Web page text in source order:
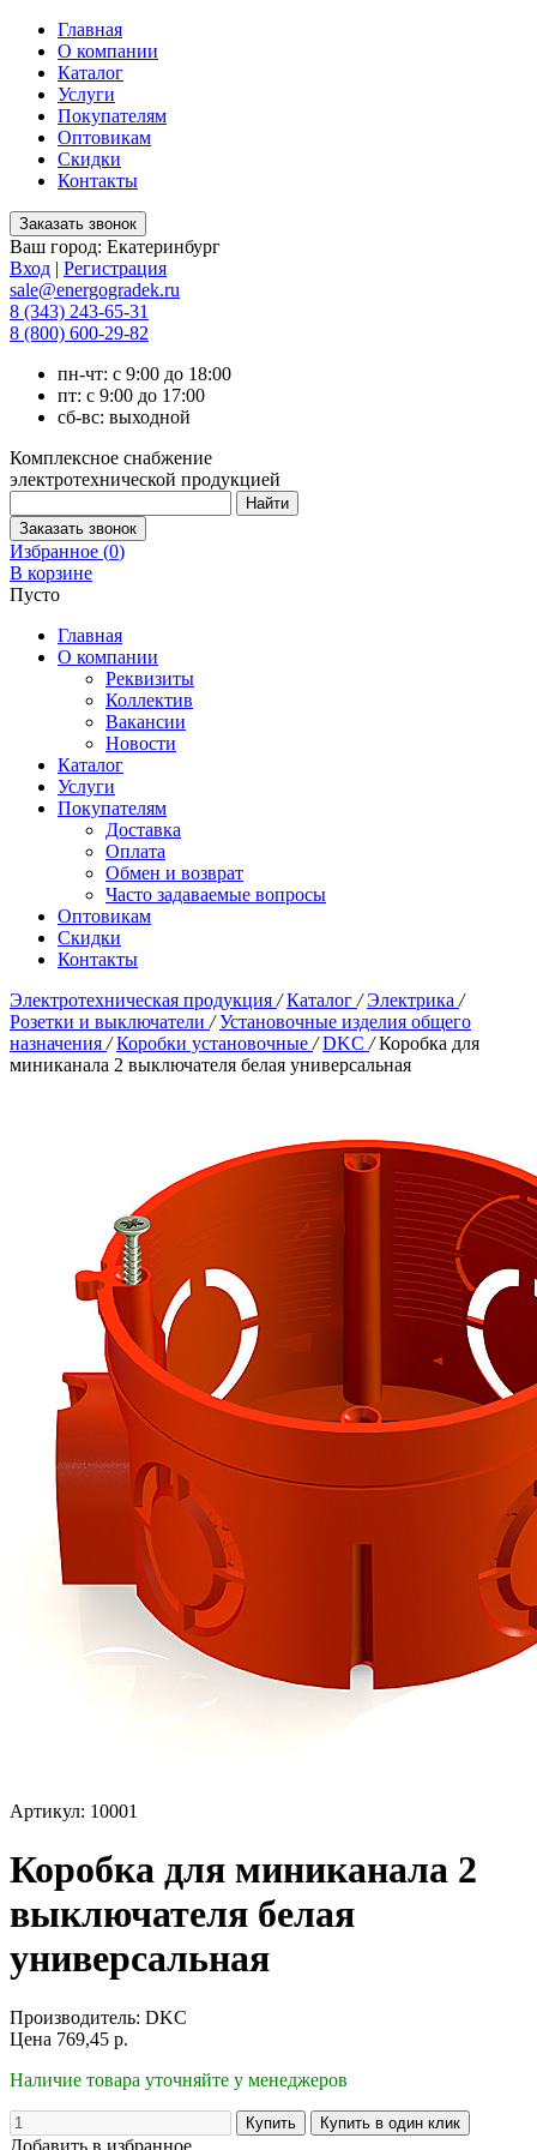
Главная
О компании
Каталог
Услуги
Покупателям
Оптовикам
Скидки
Контакты
Ваш город: Екатеринбург
Вход | Регистрация
sale@energogradek.ru
8 (343) 243-65-31
8 (800) 600-29-82
пн-чт: с 9:00 до 18:00
пт: с 9:00 до 17:00
сб-вс: выходной
Комплексное снабжение
электротехнической продукцией
Избранное (0)
В корзине
Пусто
Главная
О компании
Реквизиты
Коллектив
Вакансии
Новости
Каталог
Услуги
Покупателям
Доставка
Оплата
Обмен и возврат
Часто задаваемые вопросы
Оптовикам
Скидки
Контакты
Электротехническая продукция / Каталог / Электрика /
Розетки и выключатели / Установочные изделия общего
назначения / Коробки установочные / DKC / Коробка для
миниканала 2 выключателя белая универсальная
Артикул: 10001
Коробка для миниканала 2
выключателя белая
универсальная
Производитель: DKC
Цена 769,45 р.
Наличие товара уточняйте у менеджеров
Добавить в избранное